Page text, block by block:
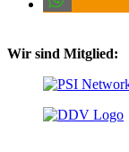
Wir sind Mitglied: